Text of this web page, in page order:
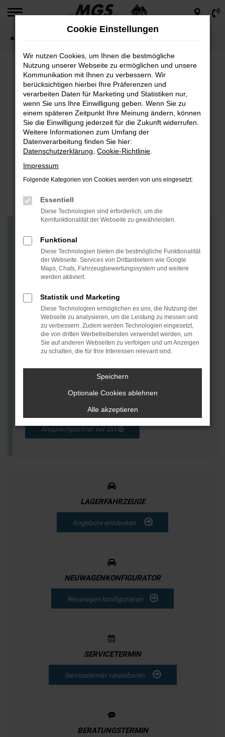
Zum
springen
YUCON VERTRAGSHÄNDLER
YUCON - der Microliner von Frankia, mit der perfekten
mit der Flexibilität eines Campers.
Wir von MGSCamper ergänzen unser Portfolio mit
YUCON und bieten Ihnen unseren Kunden Wohn- oder
Reisemobile für jeden Anspruch.
Vom Leichtgewicht auf 3,5 Tonnen-Basis bis zum
Raumwunder und Luxusliner, wie z.B. dem FRANKIA
PLATIN, finden unsere Camperberater für jeden
Reisetyp den passenden Gefährten und stehen Ihnen
Ansprechpartner vor Ort
LAGERFAHRZEUGE
Angebote entdecken
NEUWAGENKONFIGURATOR
Neuwagen konfigurieren
SERVICETERMIN
Servicetermin vereinbaren
BERATUNGSTERMIN
Cookie Einstellungen
Wir nutzen Cookies, um Ihnen die bestmögliche
Nutzung unserer Webseite zu ermöglichen und unsere
Kommunikation mit Ihnen zu verbessern. Wir
berücksichtigen hierbei Ihre Präferenzen und
verarbeiten Daten für Marketing und Statistiken nur,
wenn Sie uns Ihre Einwilligung geben. Wenn Sie zu
einem späteren Zeitpunkt Ihre Meinung ändern, können
Sie die Einwilligung jederzeit für die Zukunft widerrufen.
Weitere Informationen zum Umfang der
Datenverarbeitung finden Sie hier:
Datenschutzerklärung Cookie-Richtlinie
Impressum
Folgende Kategorien von Cookies werden von uns eingesetzt:
Essentiell
Diese Technologien sind erforderlich, um die
Kernfunktionalität der Webseite zu gewährleisten.
Funktional
Diese Technologien bieten die bestmögliche Funktionalität
der Webseite. Services von Drittanbietern wie Google
Maps, Chats, Fahrzeugbewertungssystem und weitere
werden aktiviert.
Statistik und Marketing
Diese Technologien ermöglichen es uns, die Nutzung der
Webseite zu analysieren, um die Leistung zu messen und
zu verbessern. Zudem werden Technologien eingesetzt,
die von dritten Werbetreibenden verwendet werden, um
Sie auf anderen Webseiten zu verfolgen und um Anzeigen
zu schalten, die für Ihre Interessen relevant sind.
Speichern
Optionale Cookies ablehnen
Alle akzeptieren